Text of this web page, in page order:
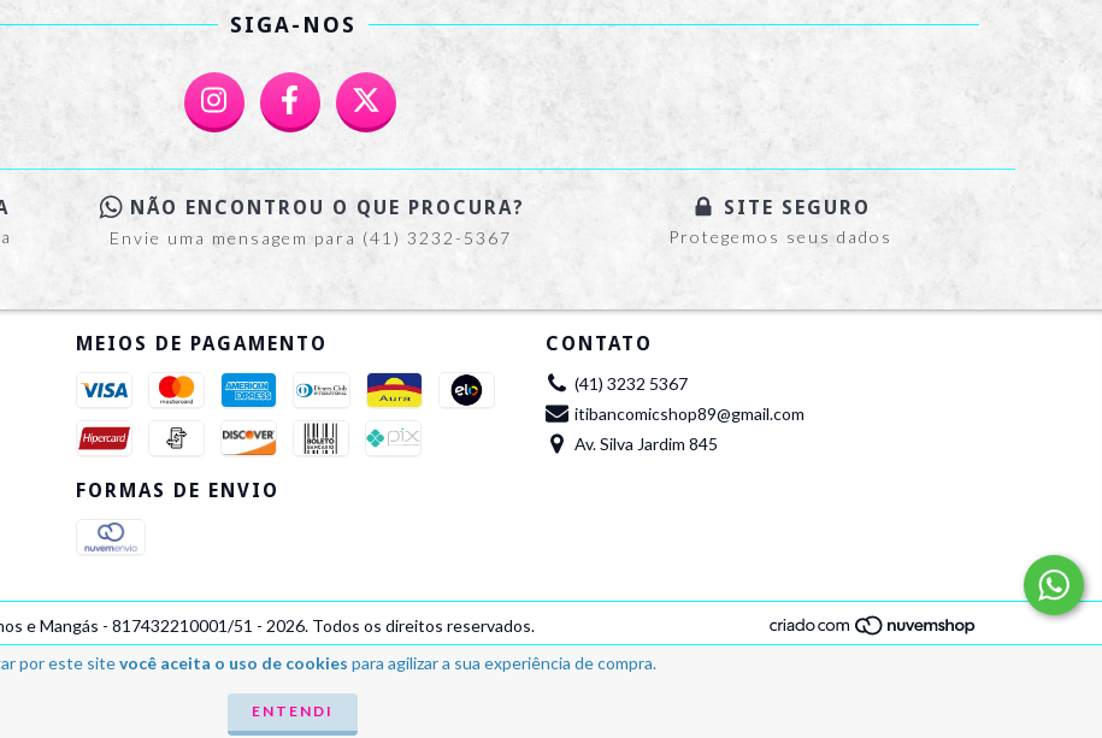
por este sitevocê aceita o uso de cookies para agilizar a sua experiência de compra.
ENTENDI
SIGA-NOS
NÃO ENCONTROU O QUE PROCURA?
Envie uma mensagem para (41) 3232-5367
SITE SEGURO
Protegemos seus dados
MEIOS DE PAGAMENTO
FORMAS DE ENVIO
CONTATO
(41) 3232 5367
itibancomicshop89@gmail.com
Av. Silva Jardim 845
e Mangás - 817432210001/51 - 2026. Todos os direitos reservados.